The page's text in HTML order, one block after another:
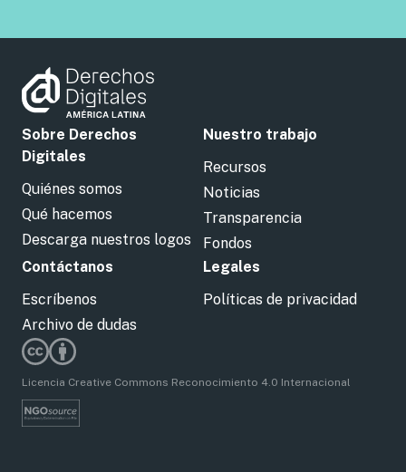
Sobre Derechos
Digitales
Quiénes somos
Qué hacemos
Descarga nuestros logos
Nuestro trabajo
Recursos
Noticias
Transparencia
Fondos
Contáctanos
Escríbenos
Archivo de dudas
Legales
Políticas de privacidad
Licencia Creative Commons Reconocimiento 4.0 Internacional